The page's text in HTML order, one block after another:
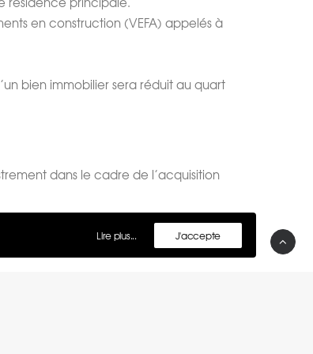
en construction (VEFA) appelés à
bien immobilier sera réduit au quart
dans le cadre de l’acquisition
Lire plus... J'accepte